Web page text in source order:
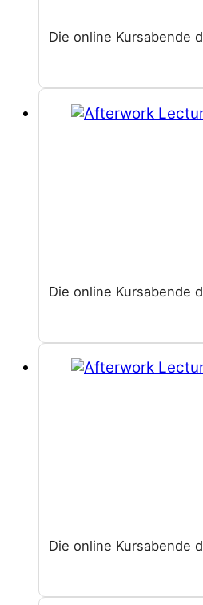
Die online Kursabende
Die online Kursabende
Die online Kursabende